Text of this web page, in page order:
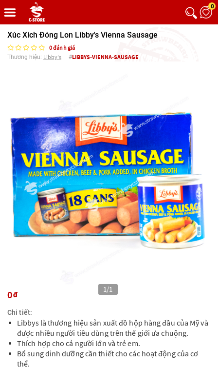
0
Xúc Xích Đóng Lon Libby's Vienna Sausage
0 đánh giá
Thương hiệu: Libby's #LIBBYS-VIENNA-SAUSAGE
0₫
Chi tiết:
Libbys là thương hiệu sản xuất đồ hộp hàng đầu của Mỹ và
được nhiều người tiêu dùng trên thế giới ưa chuộng.
Thích hợp cho cả người lớn và trẻ em.
Bổ sung dinh dưỡng cần thiết cho các hoạt động của cơ
thể.